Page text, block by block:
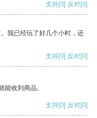
支持[0] 反对[0]
我已经玩了好几个小时，还
支持[0] 反对[0]
能收到商品。
支持[0] 反对[0]